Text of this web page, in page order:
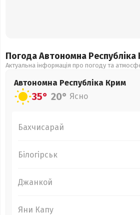
Погода Автономна Республіка
Актуальна інформація про погоду та
Автономна Республіка Крим
35° 20° Ясно
Бахчисарай
Білогірськ
Джанкой
Яни Капу